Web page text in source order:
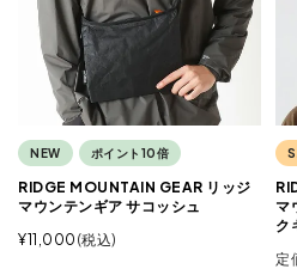
NEW ポイント10倍
RIDGE MOUNTAIN GEAR リッジ
マウンテンギア サコッシュ
¥11,000 税込
マ
ク
定